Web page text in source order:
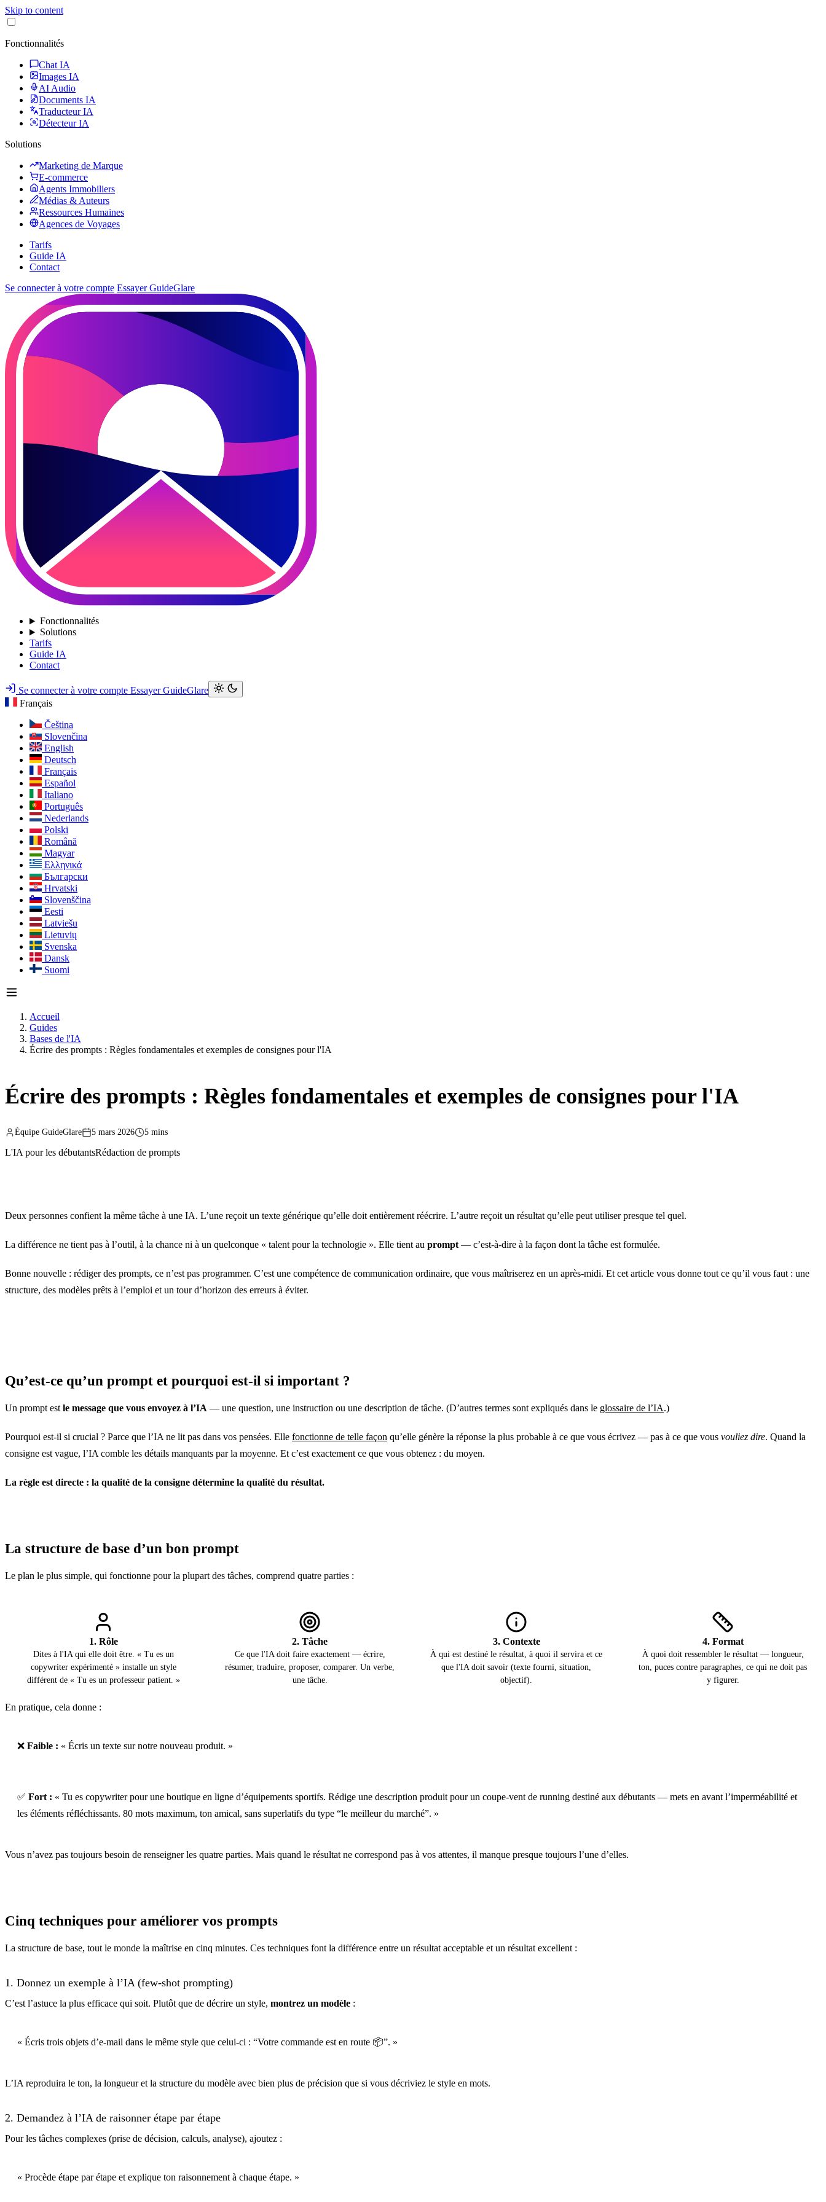
Skip to content
Fonctionnalités
Chat IA
Images IA
AI Audio
Documents IA
Traducteur IA
Détecteur IA
Solutions
Marketing de Marque
E-commerce
Agents Immobiliers
Médias & Auteurs
Ressources Humaines
Agences de Voyages
Tarifs
Guide IA
Contact
Se connecter à votre compte Essayer GuideGlare
Fonctionnalités
Solutions
Tarifs
Guide IA
Contact
Se connecter à votre compte Essayer GuideGlare
Français
Čeština
Slovenčina
English
Deutsch
Français
Español
Italiano
Português
Nederlands
Polski
Română
Magyar
Ελληνικά
Български
Hrvatski
Slovenščina
Eesti
Latviešu
Lietuvių
Svenska
Dansk
Suomi
Accueil
Guides
Bases de l'IA
Écrire des prompts : Règles fondamentales et exemples de consignes pour l'IA
Écrire des prompts : Règles fondamentales et exemples de consignes pour l'IA
Équipe GuideGlare 5 mars 2026 5 mins
L'IA pour les débutantsRédaction de prompts
Deux personnes confient la même tâche à une IA. L’une reçoit un texte générique qu’elle doit entièrement réécrire. L’autre reçoit un résultat qu’elle peut utiliser presque tel quel.
La différence ne tient pas à l’outil, à la chance ni à un quelconque « talent pour la technologie ». Elle tient au prompt — c’est-à-dire à la façon dont la tâche est formulée.
Bonne nouvelle : rédiger des prompts, ce n’est pas programmer. C’est une compétence de communication ordinaire, que vous maîtriserez en un après-midi. Et cet article vous donne tout ce qu’il vous faut : une
structure, des modèles prêts à l’emploi et un tour d’horizon des erreurs à éviter.
Qu’est-ce qu’un prompt et pourquoi est-il si important ?
Un prompt est le message que vous envoyez à l’IA — une question, une instruction ou une description de tâche. (D’autres termes sont expliqués dans le glossaire de l’IA.)
Pourquoi est-il si crucial ? Parce que l’IA ne lit pas dans vos pensées. Elle fonctionne de telle façon qu’elle génère la réponse la plus probable à ce que vous écrivez — pas à ce que vous vouliez dire. Quand la
consigne est vague, l’IA comble les détails manquants par la moyenne. Et c’est exactement ce que vous obtenez : du moyen.
La règle est directe : la qualité de la consigne détermine la qualité du résultat.
La structure de base d’un bon prompt
Le plan le plus simple, qui fonctionne pour la plupart des tâches, comprend quatre parties :
1. Rôle
Dites à l'IA qui elle doit être. « Tu es un
copywriter expérimenté » installe un style
différent de « Tu es un professeur patient. »
2. Tâche
Ce que l'IA doit faire exactement — écrire,
résumer, traduire, proposer, comparer. Un verbe,
une tâche.
3. Contexte
À qui est destiné le résultat, à quoi il servira et ce
que l'IA doit savoir (texte fourni, situation,
objectif).
4. Format
À quoi doit ressembler le résultat — longueur,
ton, puces contre paragraphes, ce qui ne doit pas
y figurer.
En pratique, cela donne :
❌ Faible : « Écris un texte sur notre nouveau produit. »
✅ Fort : « Tu es copywriter pour une boutique en ligne d’équipements sportifs. Rédige une description produit pour un coupe-vent de running destiné aux débutants — mets en avant l’imperméabilité et
les éléments réfléchissants. 80 mots maximum, ton amical, sans superlatifs du type “le meilleur du marché”. »
Vous n’avez pas toujours besoin de renseigner les quatre parties. Mais quand le résultat ne correspond pas à vos attentes, il manque presque toujours l’une d’elles.
Cinq techniques pour améliorer vos prompts
La structure de base, tout le monde la maîtrise en cinq minutes. Ces techniques font la différence entre un résultat acceptable et un résultat excellent :
1. Donnez un exemple à l’IA (few-shot prompting)
C’est l’astuce la plus efficace qui soit. Plutôt que de décrire un style, montrez un modèle :
« Écris trois objets d’e-mail dans le même style que celui-ci : “Votre commande est en route 📦”. »
L’IA reproduira le ton, la longueur et la structure du modèle avec bien plus de précision que si vous décriviez le style en mots.
2. Demandez à l’IA de raisonner étape par étape
Pour les tâches complexes (prise de décision, calculs, analyse), ajoutez :
« Procède étape par étape et explique ton raisonnement à chaque étape. »